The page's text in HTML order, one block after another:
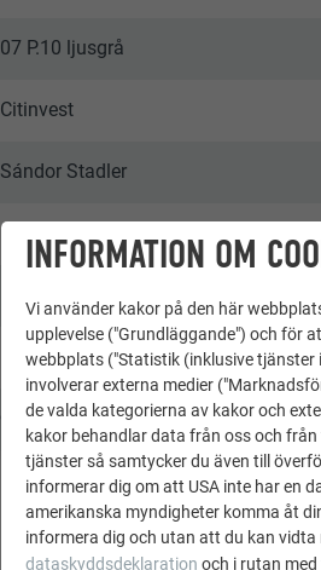
07 P.10 ljusgrå
Citinvest
Sándor Stadler
Ungern
Hotell & gastronomi,
© PREFA | Croce & Wir
INFORMATION OM
Vi använder kakor på den här
upplevelse ("Grundläggande") och
webbplats ("Statistik (inklusive tjänster
involverar externa medier
de valda kategorierna av kakor och
kakor behandlar data från oss och
tjänster så samtycker du även till
informerar dig om att USA inte har en
amerikanska myndigheter komma åt
informera dig och utan att du kan
dataskyddsdeklaration och i rutan med